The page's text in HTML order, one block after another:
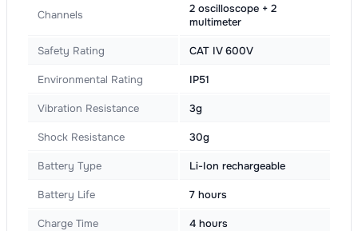
Channels
2 oscilloscope + 2
multimeter
Safety Rating CAT IV 600V
Environmental Rating IP51
Vibration Resistance 3g
Shock Resistance 30g
Battery Type Li-Ion rechargeable
Battery Life 7 hours
Charge Time 4 hours